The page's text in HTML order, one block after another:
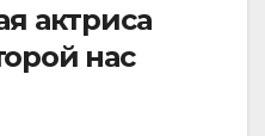
актриса
нас